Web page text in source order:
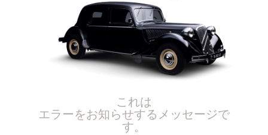
これは
エラーをお知らせするメッセージで
す。